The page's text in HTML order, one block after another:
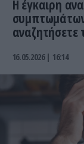
Η έγκαιρη
αναζητήσετε
16.05.2026 | 16:14